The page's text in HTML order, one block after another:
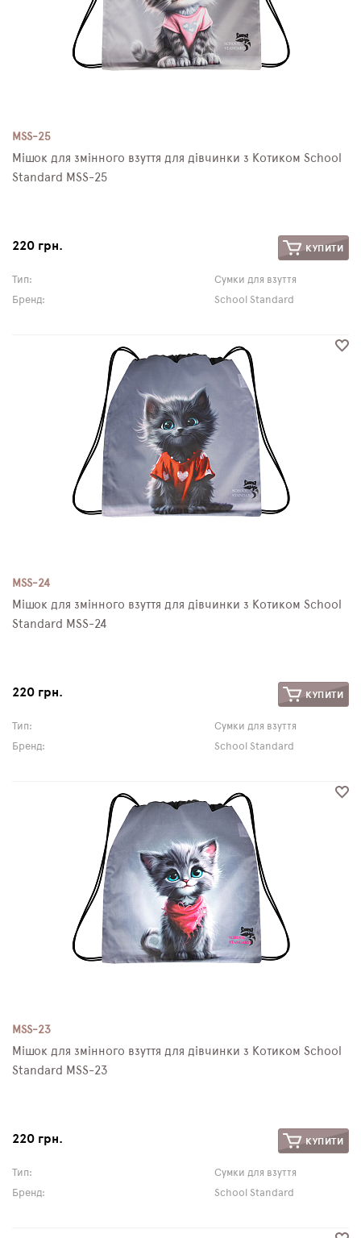
MSS-25
Мішок для змінного взуття для дівчинки з Котиком School
Standard MSS-25
220 грн. КУПИТИ
Тип:
Сумки для взуття
Бренд:
School Standard
MSS-24
Мішок для змінного взуття для дівчинки з Котиком School
Standard MSS-24
220 грн. КУПИТИ
Тип:
Сумки для взуття
Бренд:
School Standard
MSS-23
Мішок для змінного взуття для дівчинки з Котиком School
Standard MSS-23
220 грн. КУПИТИ
Тип:
Сумки для взуття
Бренд:
School Standard